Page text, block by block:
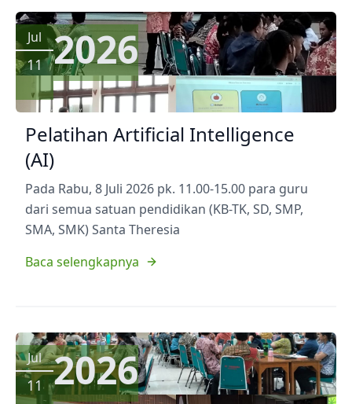
Jul
11 2026
Pelatihan Artificial Intelligence
(AI)
Pada Rabu, 8 Juli 2026 pk. 11.00-15.00 para guru
dari semua satuan pendidikan (KB-TK, SD, SMP,
SMA, SMK) Santa Theresia
Baca selengkapnya
Jul
11 2026